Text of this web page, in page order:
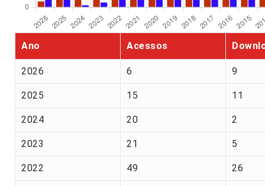
Ano Acessos
2026 6 9
2025 15 11
2024 20 2
2023 21 5
2022 49 26